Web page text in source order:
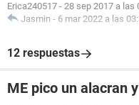
Erica240517 - 28 sep 2017 a las
Jasmin - 6 mar 2022 a las
12 respuestas
ME pico un alacran